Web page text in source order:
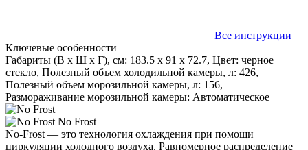
Все инструкции
Ключевые особенности
Габариты (В х Ш х Г), см: 183.5 х 91 х 72.7, Цвет: черное
стекло, Полезный объем холодильной камеры, л: 426,
Полезный объем морозильной камеры, л: 156,
Размораживание морозильной камеры: Автоматическое
No Frost
No-Frost — это технология охлаждения при помощи
циркуляции холодного воздуха. Равномерное распределение